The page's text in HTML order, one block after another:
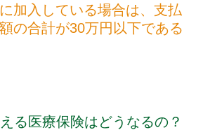
加入している場合は、支払
の合計が30万円以下である
る医療保険はどうなるの？